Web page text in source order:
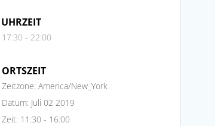
UHRZEIT
17:30 - 22:00
ORTSZEIT
Zeitzone: America/New_York
Datum: Juli 02 2019
Zeit: 11:30 - 16:00